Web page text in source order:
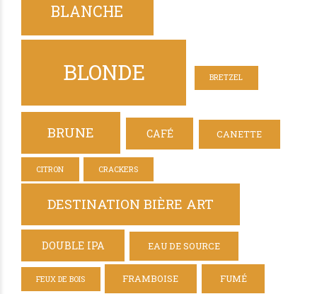
BLANCHE
BLONDE BRETZEL
BRUNE CAFÉ CANETTE
CITRON CRACKERS
DESTINATION BIÈRE ART
DOUBLE IPA EAU DE SOURCE
FEUX DE BOIS FRAMBOISE FUMÉ